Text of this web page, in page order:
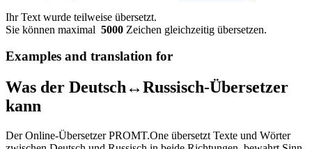
Ihr Text wurde teilweise übersetzt.
Sie können maximal 5000 Zeichen gleichzeitig übersetzen.
Examples and translation for
Was der Deutsch↔Russisch-Übersetzer
kann
Der Online-Übersetzer PROMT.One übersetzt Texte und Wörter